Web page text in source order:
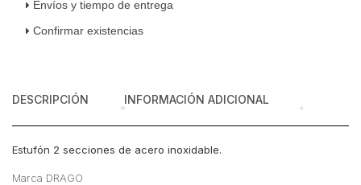
Envíos y tiempo de entrega
Confirmar existencias
DESCRIPCIÓN INFORMACIÓN ADICIONAL
Estufón 2 secciones de acero inoxidable.
Marca DRAGO